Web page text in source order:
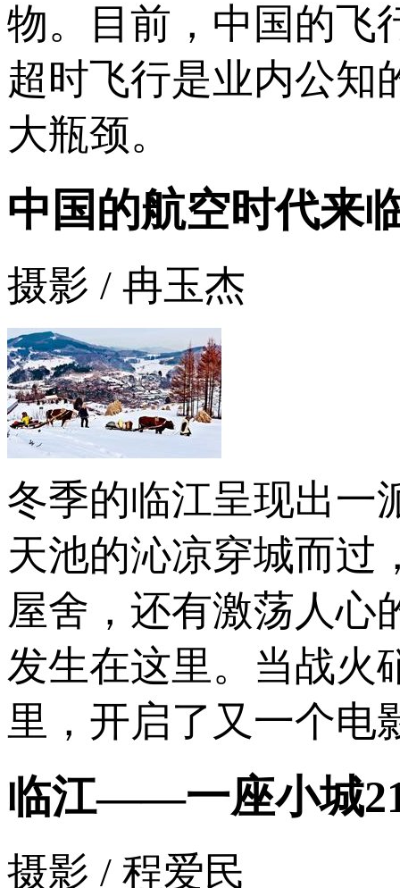
物。目前，中国的飞
超时飞行是业内公知
大瓶颈。
中国的航空时代来
摄影 / 冉玉杰
冬季的临江呈现出一
天池的沁凉穿城而过
屋舍，还有激荡人心
发生在这里。当战火
里，开启了又一个电
临江——一座小城
摄影 / 程爱民